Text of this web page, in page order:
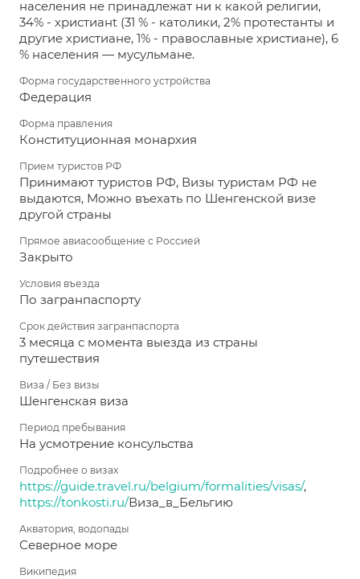
населения не принадлежат ни к какой религии,
34% - христианt (31 % - католики, 2% протестанты и
другие христиане, 1% - православные христиане), 6
% населения — мусульмане.
Форма государственного устройства
Федерация
Форма правления
Конституционная монархия
Прием туристов РФ
Принимают туристов РФ, Визы туристам РФ не
выдаются, Можно въехать по Шенгенской визе
другой страны
Прямое авиасообщение с Россией
Закрыто
Условия въезда
По загранпаспорту
Срок действия загранпаспорта
3 месяца с момента выезда из страны
путешествия
Виза / Без визы
Шенгенская виза
Период пребывания
На усмотрение консульства
Подробнее о визах
https://guide.travel.ru/belgium/formalities/visas/,
https://tonkosti.ru/Виза_в_Бельгию
Акватория, водопады
Северное море
Википедия